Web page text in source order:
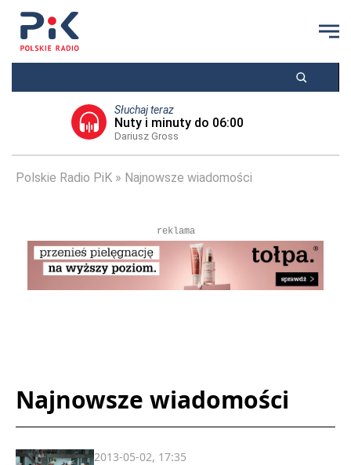
Słuchaj teraz
Nuty i minuty do 06:00
Dariusz Gross
Polskie Radio PiK Najnowsze wiadomości
reklama
Najnowsze wiadomości
2013-05-02, 17:35